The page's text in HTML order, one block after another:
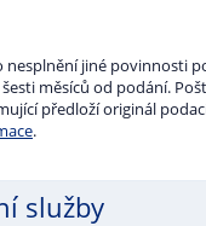
nesplnění jiné povinnosti
měsíců od podání.
předloží originál
.
služby